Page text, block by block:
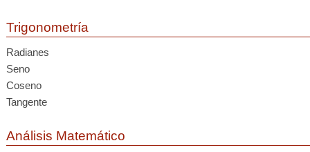
Trigonometría
Radianes
Seno
Coseno
Tangente
Análisis Matemático